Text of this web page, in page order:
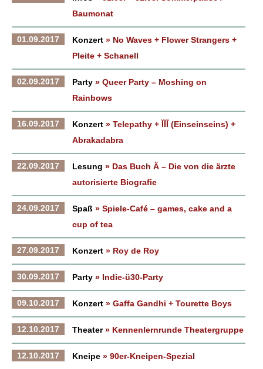
Baumonat
01.09.2017 Konzert » No Waves + Flower Strangers +
Pleite + Schanell
02.09.2017 Party » Queer Party – Moshing on
Rainbows
16.09.2017 Konzert » Telepathy + ĬİĨ (Einseinseins) +
Abrakadabra
22.09.2017 Lesung » Das Buch Ä – Die von die ärzte
autorisierte Biografie
24.09.2017 Spaß » Spiele-Café – games, cake and a
cup of tea
27.09.2017 Konzert » Roy de Roy
30.09.2017 Party » Indie-ü30-Party
09.10.2017 Konzert » Gaffa Gandhi + Tourette Boys
12.10.2017 Theater» Kennenlernrunde Theatergruppe
12.10.2017 Kneipe » 90er-Kneipen-Spezial